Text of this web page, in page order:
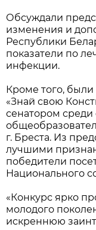
Обсуждали
изменения и
Республики
показатели по
инфекции.
Кроме того, были
«Знай свою
сенатором среди
г. Бреста. Из
лучшими
победители
Национального
«Конкурс ярко
молодого
искреннюю